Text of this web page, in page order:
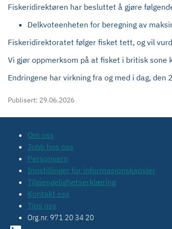
Fiskeridirektøren har besluttet å gjøre
Delkvoteenheten for beregning av
Fiskeridirektoratet følger fisket tett, og vil
Vi gjør oppmerksom på at fisket i britisk sone
Endringene har virkning fra og med i dag, den
Publisert: 29.06.2026
Om oss
Jobb hos oss
Personvern
Innstillinger for informasjonskapsler
Tilgjengelighetserklæring
Kontakt oss
Tips oss
Org.nr. 971 20 34 20